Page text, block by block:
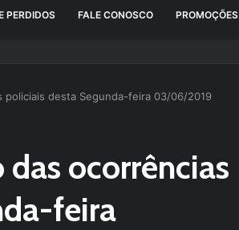
PERDIDOS FALE CONOSCO PROMOÇÕES
policiais desta Segunda-feira 03/06/2019
das ocorrências
feira